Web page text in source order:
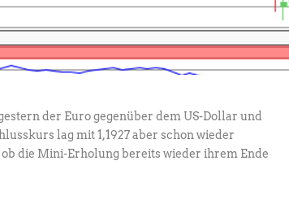
der Euro gegenüber dem US-Dollar und
lag mit 1,1927 aber schon wieder
ob die Mini-Erholung bereits wieder ihrem Ende